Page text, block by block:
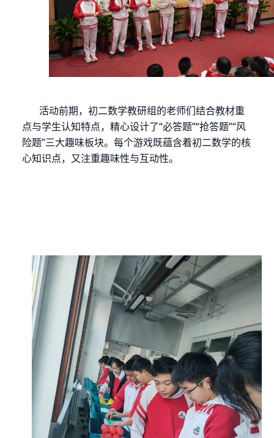
活动前期，初二数学教研组的老师们结合教材重
点与学生认知特点，精心设计了“必答题”“抢答题”“风
险题”三大趣味板块。每个游戏既蕴含着初二数学的核
心知识点，又注重趣味性与互动性。